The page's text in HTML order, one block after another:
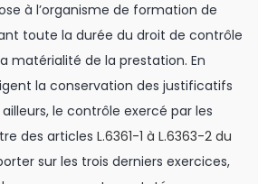
à l’organisme de formation de
toute la durée du droit de contrôle
matérialité de la prestation. En
la conservation des justificatifs
le contrôle exercé par les
des articles L.6361-1 à L.6363-2 du
sur les trois derniers exercices,